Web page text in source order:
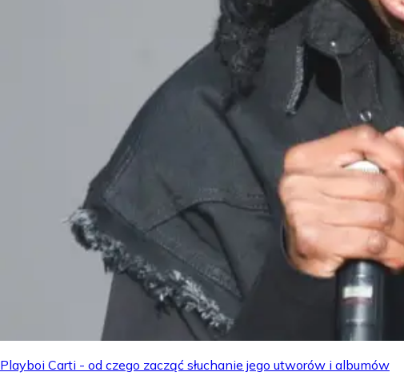
Playboi Carti - od czego zacząć słuchanie jego utworów i albumów